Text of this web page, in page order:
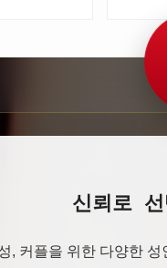
신뢰로
, 커플을 위한 다양한